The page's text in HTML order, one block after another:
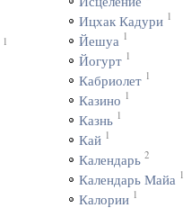
1
Ицхак Кадури 1
Йешуа 1
Йогурт 1
Кабриолет 1
Казино 1
Казнь 1
Кай 1
Календарь 2
Календарь Майа 1
Калории 1